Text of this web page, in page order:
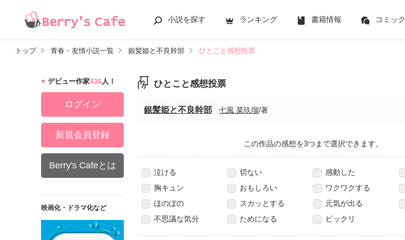
小説を探す ランキング 書籍情報 コミック
トップ 青春・友情小説一覧 銀髪姫と不良幹部 ひとこと感想投票
ひとこと感想投票
銀髪姫と不良幹部 七風 菜玖瑠/著
この作品の感想を3つまで選択できます。
泣ける 切ない 感動した
胸キュン
おもしろい ワクワクする
ほのぼの
スカッとする 元気が出る
不思議な気分
ためになる ビックリ
デビュー作家436人！
ログイン
新規会員登録
Berry's Cafeとは
映画化・ドラマ化など